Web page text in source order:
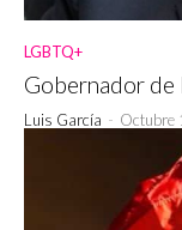
LGBTQ+
Gobernador de
Luis García - Octubre